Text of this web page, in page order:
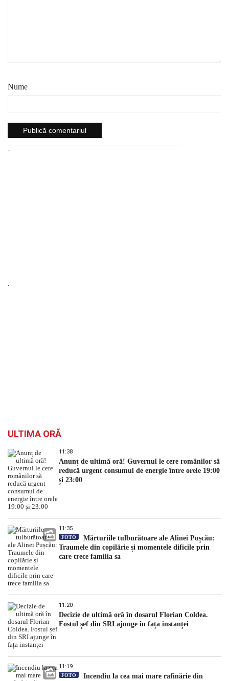
Nume
`
`
ULTIMA ORĂ
11:38
Anunț de ultimă oră! Guvernul le cere românilor să
reducă urgent consumul de energie între orele 19:00
și 23:00
11:35
FOTO
Mărturiile tulburătoare ale Alinei Pușcău:
Traumele din copilărie și momentele dificile prin
care trece familia sa
11:20
Decizie de ultimă oră în dosarul Florian Coldea.
Fostul șef din SRI ajunge în fața instanței
11:19
FOTO
Incendiu la cea mai mare rafinărie din